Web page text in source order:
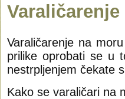
Varaličarenje na
prilike oprobati se u
nestrpljenjem čekate
Kako se varaličari na